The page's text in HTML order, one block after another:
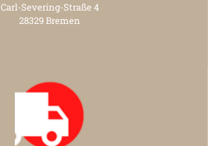
Carl-Severing-Straße 4
28329 Bremen